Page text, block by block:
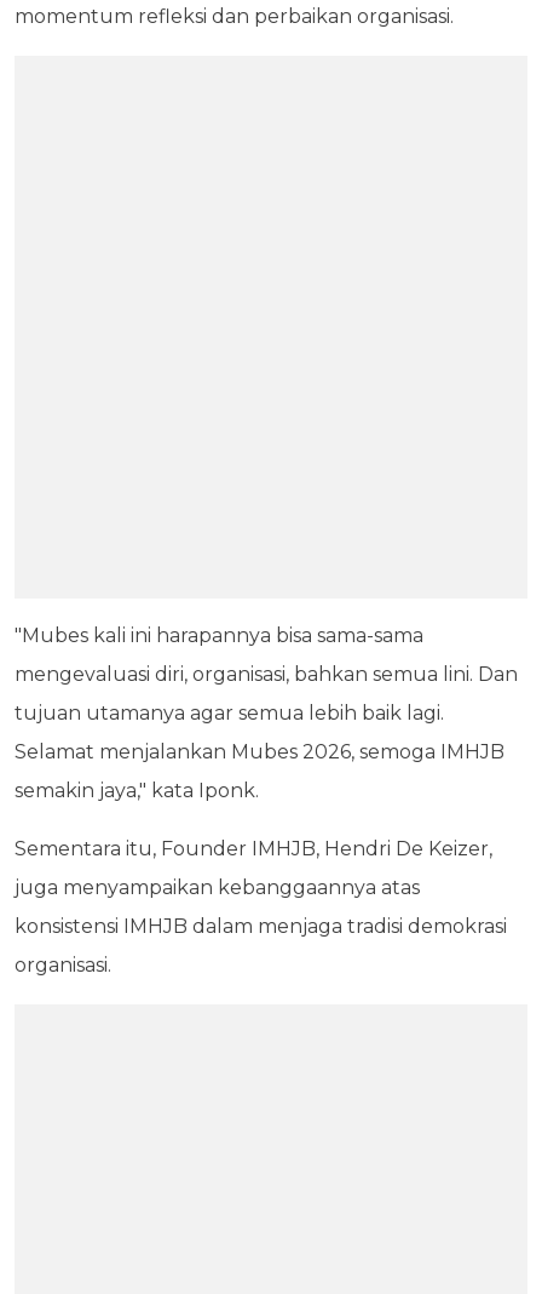
momentum refleksi dan perbaikan organisasi.
"Mubes kali ini harapannya bisa sama-sama
mengevaluasi diri, organisasi, bahkan semua lini. Dan
tujuan utamanya agar semua lebih baik lagi.
Selamat menjalankan Mubes 2026, semoga IMHJB
semakin jaya," kata Iponk.
Sementara itu, Founder IMHJB, Hendri De Keizer,
juga menyampaikan kebanggaannya atas
konsistensi IMHJB dalam menjaga tradisi demokrasi
organisasi.